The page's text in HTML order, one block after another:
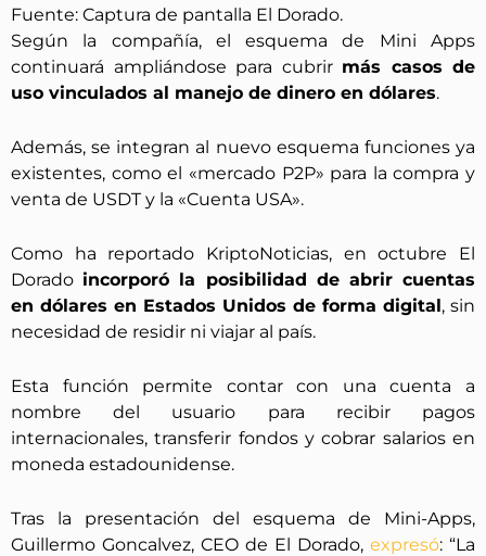
Fuente: Captura de pantalla El Dorado.
Según la compañía, el esquema de Mini Apps
continuará ampliándose para cubrir más casos de
uso vinculados al manejo de dinero en dólares.
Además, se integran al nuevo esquema funciones ya
existentes, como el «mercado P2P» para la compra y
venta de USDT y la «Cuenta USA».
Como ha reportado KriptoNoticias, en octubre El
Doradoincorporó la posibilidad de abrir cuentas
en dólares en Estados Unidos de forma digital, sin
necesidad de residir ni viajar al país.
Esta función permite contar con una cuenta a
nombre del usuario para recibir pagos
internacionales, transferir fondos y cobrar salarios en
moneda estadounidense.
Tras la presentación del esquema de Mini-Apps,
Guillermo Goncalvez, CEO de El Dorado, expresó: “La